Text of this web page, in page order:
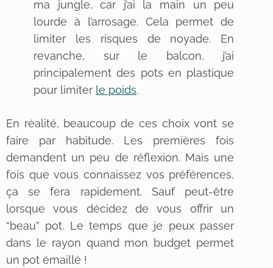
ma jungle, car j’ai la main un peu
lourde à l’arrosage. Cela permet de
limiter les risques de noyade. En
revanche, sur le balcon, j’ai
principalement des pots en plastique
pour limiter le poids.
En réalité, beaucoup de ces choix vont se
faire par habitude. Les premières fois
demandent un peu de réflexion. Mais une
fois que vous connaissez vos préférences,
ça se fera rapidement. Sauf peut-être
lorsque vous décidez de vous offrir un
“beau” pot. Le temps que je peux passer
dans le rayon quand mon budget permet
un pot émaillé !